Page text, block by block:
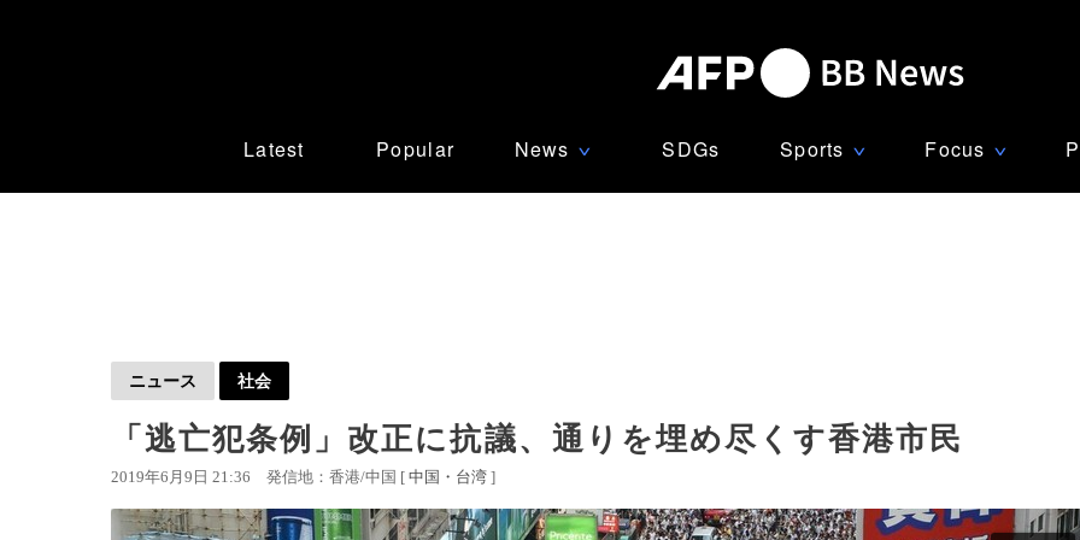
Latest Popular News ∨ SDGs Sports ∨ Focus ∨
ニュース 社会
「逃亡犯条例」改正に抗議、通りを埋め尽くす香港市民
2019年6月9日 21:36 発信地：香港/中国 [ 中国・台湾 ]